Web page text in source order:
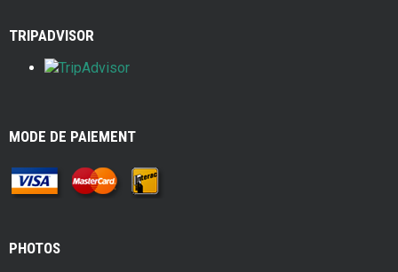
TRIPADVISOR
MODE DE PAIEMENT
PHOTOS